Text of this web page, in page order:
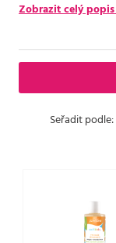
Zobrazit celý popis
Seřadit podle: